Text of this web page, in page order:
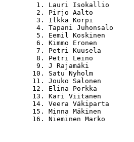
1. Lauri Isokallio
2. Pirjo Aalto
3. Ilkka Korpi
4. Tapani Juhonsalo
5. Eemil Koskinen
6. Kimmo Eronen
7. Petri Kuusela
8. Petri Leino
9. J Rajamäki
10. Satu Nyholm
11. Jouko Salonen
12. Elina Porkka
13. Kari Viitanen
14. Veera Väkiparta
15. Minna Mäkinen